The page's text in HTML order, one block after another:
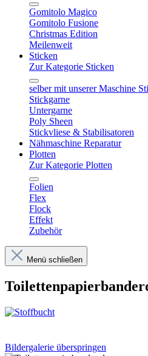
Gomitolo Magico
Gomitolo Fusione
Christmas Edition
Meilenweit
Sticken
Zur Kategorie Sticken
selber mit unserer Maschine
Stickgarne
Untergarne
Poly Sheen
Stickvliese & Stabilisatoren
Nähmaschine Reparatur
Plotten
Zur Kategorie Plotten
Folien
Flex
Flock
Effekt
Zubehör
Menü schließen
Bildergalerie überspringen